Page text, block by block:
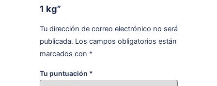
1 kg”
Tu dirección de correo electrónico no será
publicada. Los campos obligatorios están
marcados con *
Tu puntuación *